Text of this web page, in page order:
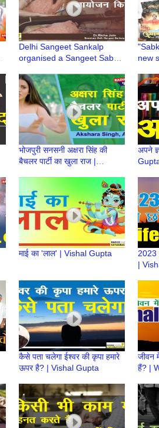
Delhi Sangeet Sankalp
organised a Sangeet Sabha
new
CM
भोजपुरी सनसनी अक्षरा सिंह की
बैचलर पार्टी का खुला राज |
अपने
माई का 'लाल' | Vishal Gupta
2023
|
कैसे पता चलेगा ईश्वर की कृपा हमारे
ऊपर है? | Vishal Gupta
जीवन
हैं? |